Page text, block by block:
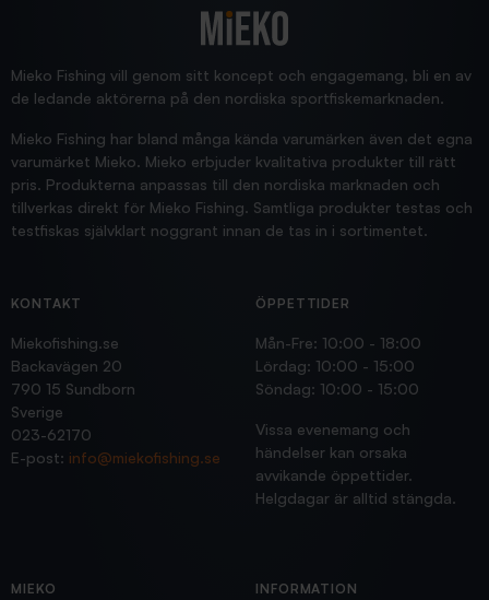
Jensa
Mieko Fishing vill genom sitt koncept och engagemang, bli en av
de ledande aktörerna på den nordiska sportfiskemarknaden.
Mieko Fishing har bland många kända varumärken även det egna
varumärket Mieko. Mieko erbjuder kvalitativa produkter till rätt
pris. Produkterna anpassas till den nordiska marknaden och
tillverkas direkt för Mieko Fishing. Samtliga produkter testas och
testfiskas självklart noggrant innan de tas in i sortimentet.
KONTAKT
Miekofishing.se
Backavägen 20
790 15 Sundborn
Sverige
023-62170
E-post: info@miekofishing.se
ÖPPETTIDER
Mån-Fre: 10:00 - 18:00
Lördag: 10:00 - 15:00
Söndag: 10:00 - 15:00
Vissa evenemang och
händelser kan orsaka
avvikande öppettider.
Helgdagar är alltid stängda.
MIEKO INFORMATION